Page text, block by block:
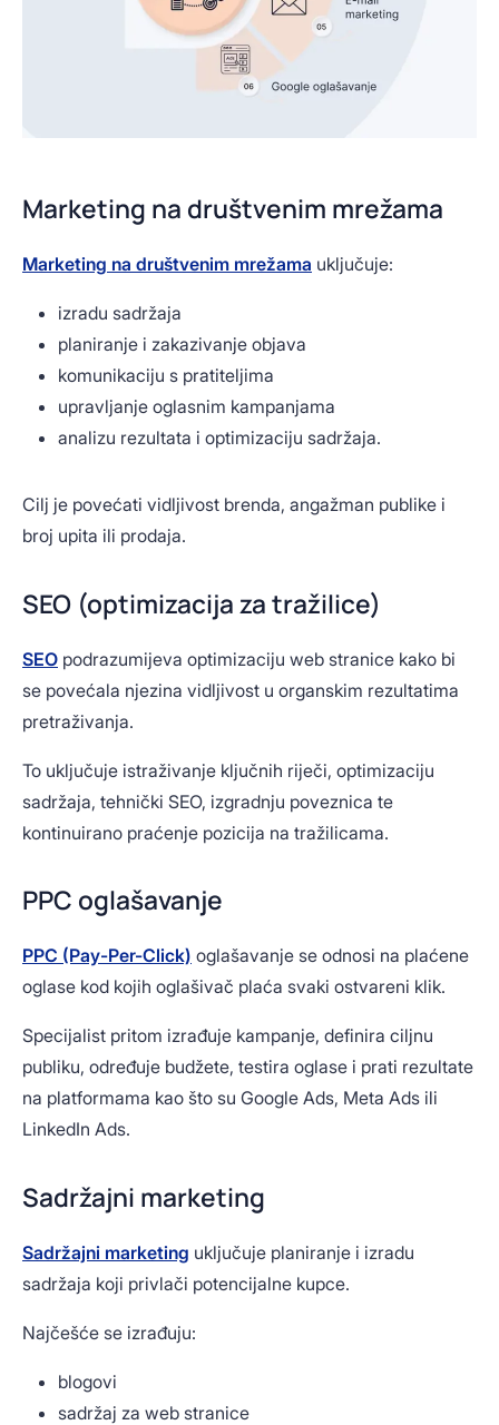
Marketing na društvenim mrežama
Marketing na društvenim mrežama uključuje:
izradu sadržaja
planiranje i zakazivanje objava
komunikaciju s pratiteljima
upravljanje oglasnim kampanjama
analizu rezultata i optimizaciju sadržaja.
Cilj je povećati vidljivost brenda, angažman publike i
broj upita ili prodaja.
SEO (optimizacija za tražilice)
SEO podrazumijeva optimizaciju web stranice kako bi
se povećala njezina vidljivost u organskim rezultatima
pretraživanja.
To uključuje istraživanje ključnih riječi, optimizaciju
sadržaja, tehnički SEO, izgradnju poveznica te
kontinuirano praćenje pozicija na tražilicama.
PPC oglašavanje
PPC (Pay-Per-Click) oglašavanje se odnosi na plaćene
oglase kod kojih oglašivač plaća svaki ostvareni klik.
Specijalist pritom izrađuje kampanje, definira ciljnu
publiku, određuje budžete, testira oglase i prati rezultate
na platformama kao što su Google Ads, Meta Ads ili
LinkedIn Ads.
Sadržajni marketing
Sadržajni marketing uključuje planiranje i izradu
sadržaja koji privlači potencijalne kupce.
Najčešće se izrađuju:
blogovi
sadržaj za web stranice